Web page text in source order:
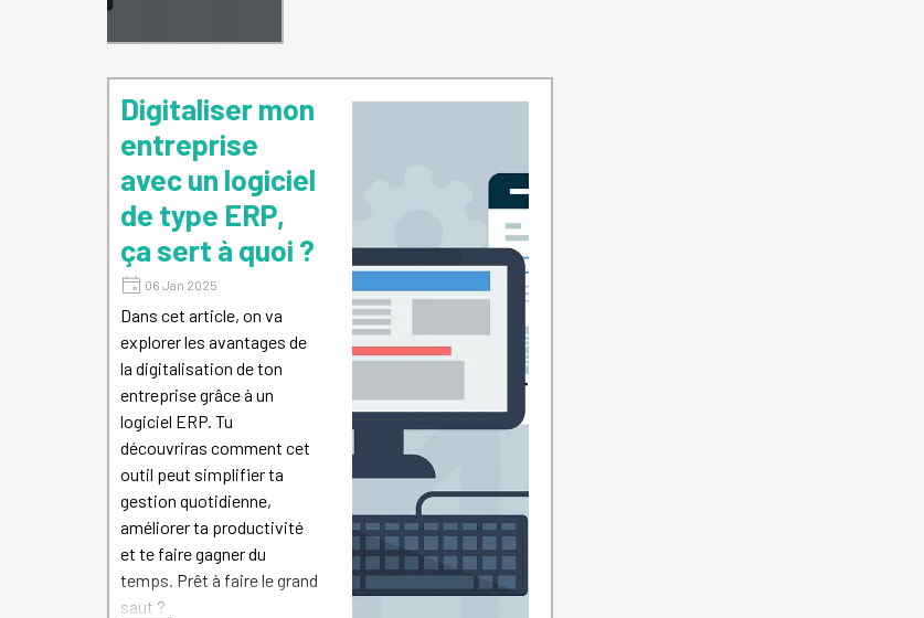
Digitaliser mon
entreprise
avec un logiciel
de type ERP,
ça sert à quoi ?
06 Jan 2025
Dans cet article, on va
explorer les avantages de
la digitalisation de ton
entreprise grâce à un
logiciel ERP. Tu
découvriras comment cet
outil peut simplifier ta
gestion quotidienne,
améliorer ta productivité
et te faire gagner du
temps. Prêt à faire le grand
saut ?